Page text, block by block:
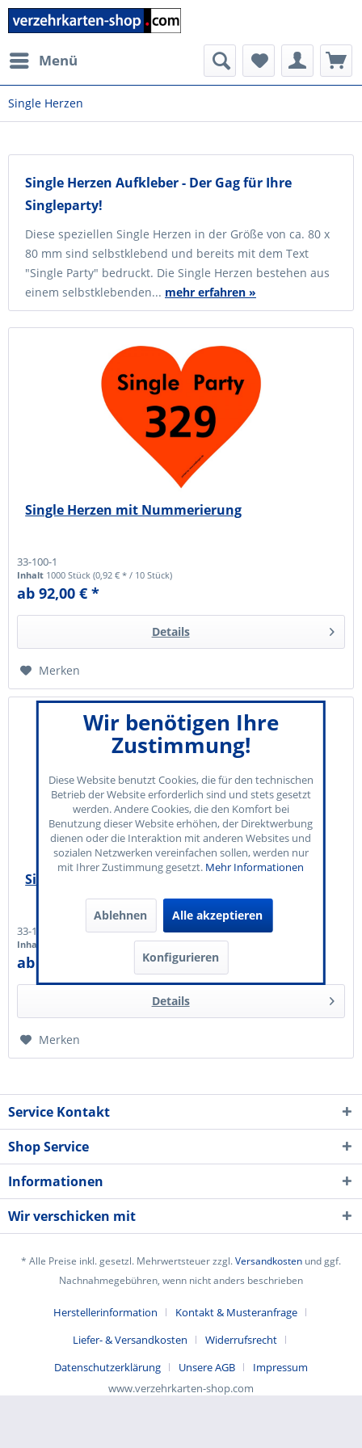
Menü
Single Herzen
Single Herzen Aufkleber - Der Gag für Ihre
Singleparty!
Diese speziellen Single Herzen in der Größe von ca. 80 x
80 mm sind selbstklebend und bereits mit dem Text
"Single Party" bedruckt. Die Single Herzen bestehen aus
einem selbstklebenden... mehr erfahren »
Single Herzen mit Nummerierung
33-100-1
Inhalt 1000 Stück(0,92 € * / 10 Stück)
ab 92,00 € *
Details
Merken
Single Herzen ohne Nummerierung
33-100-0
Inhalt (0,69 € * / 10 Stück)
ab 69,00 € *
Details
Merken
Service Kontakt
Shop Service
Informationen
Wir verschicken mit
* Alle Preise inkl. gesetzl. Mehrwertsteuer zzgl.Versandkosten und ggf.
Nachnahmegebühren, wenn nicht anders beschrieben
Herstellerinformation
Kontakt & Musteranfrage
Liefer- & Versandkosten
Widerrufsrecht
Datenschutzerklärung
Unsere AGB
Impressum
www.verzehrkarten-shop.com
Wir benötigen Ihre
Zustimmung!
Diese Website benutzt Cookies, die für den technischen
Betrieb der Website erforderlich sind und stets gesetzt
werden. Andere Cookies, die den Komfort bei
Benutzung dieser Website erhöhen, der Direktwerbung
dienen oder die Interaktion mit anderen Websites und
sozialen Netzwerken vereinfachen sollen, werden nur
mit Ihrer Zustimmung gesetzt. Mehr Informationen
Ablehnen Alle akzeptieren
Konfigurieren